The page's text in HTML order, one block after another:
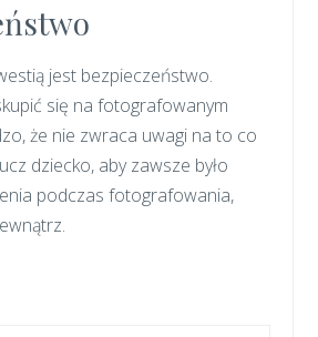
jest bezpieczeństwo.
się na fotografowanym
że nie zwraca uwagi na to co
dziecko, aby zawsze było
podczas fotografowania,